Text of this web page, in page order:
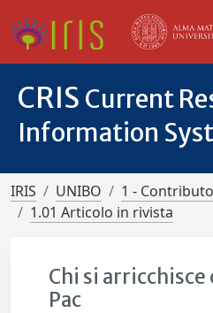
CRIS Current
Information
IRIS UNIBO
1 -
1.01 Articolo in rivista
Chi si arricchisce
Pac